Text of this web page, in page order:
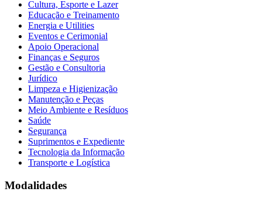
Cultura, Esporte e Lazer
Educação e Treinamento
Energia e Utilities
Eventos e Cerimonial
Apoio Operacional
Finanças e Seguros
Gestão e Consultoria
Jurídico
Limpeza e Higienização
Manutenção e Peças
Meio Ambiente e Resíduos
Saúde
Segurança
Suprimentos e Expediente
Tecnologia da Informação
Transporte e Logística
Modalidades